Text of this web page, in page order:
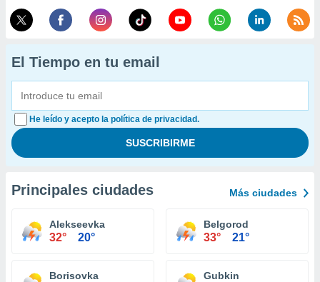
El Tiempo en tu email
He leído y acepto la política de privacidad.
Principales ciudades Más ciudades
Alekseevka
32° 20°
Belgorod
33° 21°
Borisovka Gubkin